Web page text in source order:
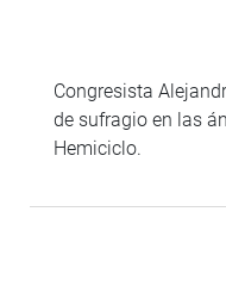
Congresista
de sufragio en las
Hemiciclo.